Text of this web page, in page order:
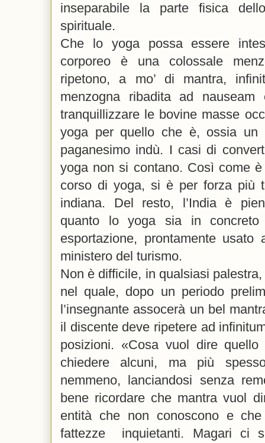
inseparabile la parte fisica
spirituale.
Che lo yoga possa essere
corporeo è una colossale
ripetono, a mo’ di mantra,
menzogna ribadita ad
tranquillizzare le bovine masse
yoga per quello che è, ossia un
paganesimo indù. I casi di
yoga non si contano. Così come
corso di yoga, si è per forza più
indiana. Del resto, l’India è
quanto lo yoga sia in
esportazione, prontamente
ministero del turismo.
Non è difficile, in qualsiasi
nel quale, dopo un periodo
l’insegnante assocerà un bel
il discente deve ripetere ad
posizioni. «Cosa vuol dire
chiedere alcuni, ma più
nemmeno, lanciandosi senza
bene ricordare che mantra vuol
entità che non conoscono e
fattezze inquietanti. Magari ci